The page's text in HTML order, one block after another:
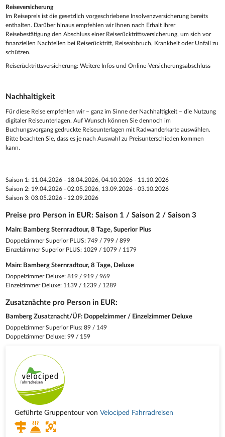
Reiseversicherung
Im Reisepreis ist die gesetzlich vorgeschriebene Insolvenzversicherung bereits
enthalten. Darüber hinaus empfehlen wir Ihnen nach Erhalt Ihrer
Reisebestätigung den Abschluss einer Reiserücktrittsversicherung, um sich vor
finanziellen Nachteilen bei Reiserücktritt, Reiseabbruch, Krankheit oder Unfall zu
schützen.
Reiserücktrittsversicherung: Weitere Infos und Online-Versicherungsabschluss
Nachhaltigkeit
Für diese Reise empfehlen wir – ganz im Sinne der Nachhaltigkeit – die Nutzung
digitaler Reiseunterlagen. Auf Wunsch können Sie dennoch im
Buchungsvorgang gedruckte Reiseunterlagen mit Radwanderkarte auswählen.
Bitte beachten Sie, dass es je nach Auswahl zu Preisunterschieden kommen
kann.
Saison 1: 11.04.2026 - 18.04.2026, 04.10.2026 - 11.10.2026
Saison 2: 19.04.2026 - 02.05.2026, 13.09.2026 - 03.10.2026
Saison 3: 03.05.2026 - 12.09.2026
Preise pro Person in EUR: Saison 1 / Saison 2 / Saison 3
Main: Bamberg Sternradtour, 8 Tage, Superior Plus
Doppelzimmer Superior PLUS: 749 / 799 / 899
Einzelzimmer Superior PLUS: 1029 / 1079 / 1179
Main: Bamberg Sternradtour, 8 Tage, Deluxe
Doppelzimmer Deluxe: 819 / 919 / 969
Einzelzimmer Deluxe: 1139 / 1239 / 1289
Zusatznächte pro Person in EUR:
Bamberg Zusatznacht/ÜF: Doppelzimmer / Einzelzimmer Deluxe
Doppelzimmer Superior Plus: 89 / 149
Doppelzimmer Deluxe: 99 / 159
Geführte Gruppentour vonVelociped Fahrradreisen